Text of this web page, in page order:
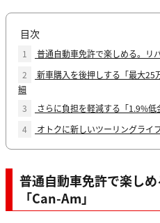
目次
1
普通自動車免許で楽しめる。リ
2
新車購入を後押しする「最大25
細
3
さらに負担を軽減する「1.9%低
4
オトクに新しいツーリングライ
普通自動車免許で楽し
「Can-Am」